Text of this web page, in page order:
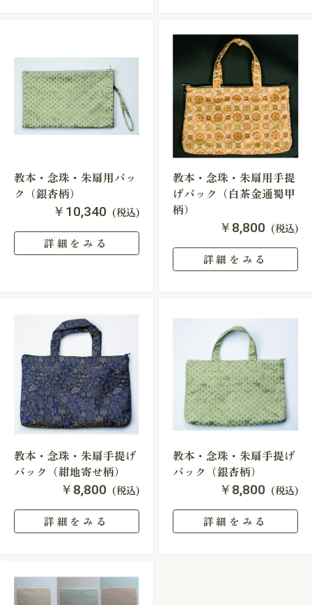
教本・念珠・朱扇用バッ
ク（銀杏柄）
￥10,340 (税込)
詳細をみる
教本・念珠・朱扇用手提
げバック（白茶金通蜀甲
柄）
￥8,800 (税込)
詳細をみる
教本・念珠・朱扇手提げ
バック（紺地寄せ柄）
￥8,800 (税込)
詳細をみる
教本・念珠・朱扇手提げ
バック（銀杏柄）
￥8,800 (税込)
詳細をみる